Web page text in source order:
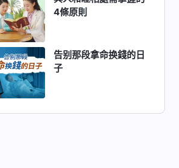
4條原則
告别那段拿命换錢的日
子